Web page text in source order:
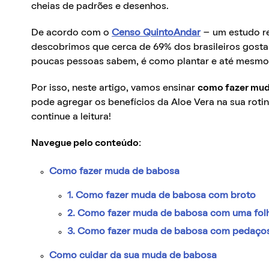
cheias de padrões e desenhos.
De acordo com o Censo QuintoAndar– um estudo
descobrimos que cerca de 69% dos brasileiros
poucas pessoas sabem, é como plantar e até
Por isso, neste artigo, vamos ensinar como fazer
pode agregar os benefícios da Aloe Vera na sua
continue a leitura!
Navegue pelo conteúdo:
Como fazer muda de babosa
1. Como fazer muda de babosa com broto
2. Como fazer muda de babosa com uma
3. Como fazer muda de babosa com
Como cuidar da sua muda de babosa